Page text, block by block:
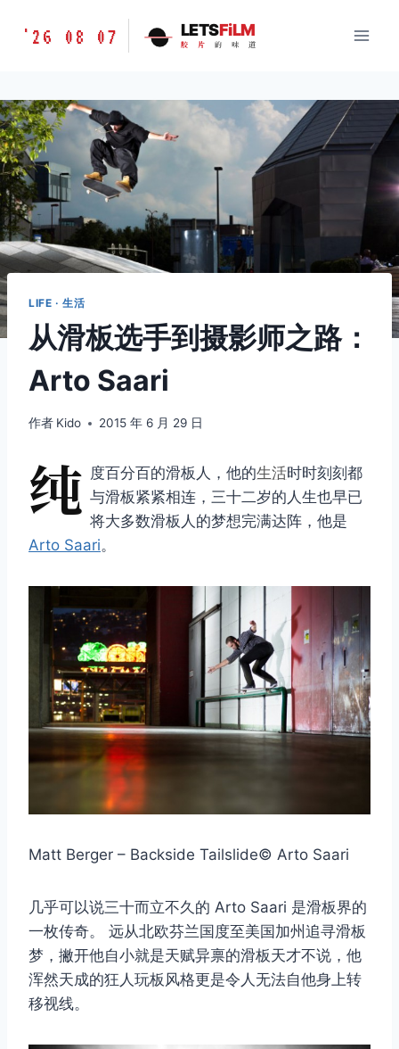
胶
味
道
LETSFILM
'26 08 07 LETSFiLM
胶 片 的 味 道
LIFE · 生活
从滑板选手到摄影师之路：
Arto Saari
作者 Kido 2015 年 6 月 29 日
纯 度百分百的滑板人，他的生活时时刻刻都
与滑板紧紧相连，三十二岁的人生也早已
将大多数滑板人的梦想完满达阵，他是
Arto Saari。
Matt Berger – Backside Tailslide© Arto Saari
几乎可以说三十而立不久的 Arto Saari 是滑板界的
一枚传奇。 远从北欧芬兰国度至美国加州追寻滑板
梦，撇开他自小就是天赋异禀的滑板天才不说，他
浑然天成的狂人玩板风格更是令人无法自他身上转
移视线。